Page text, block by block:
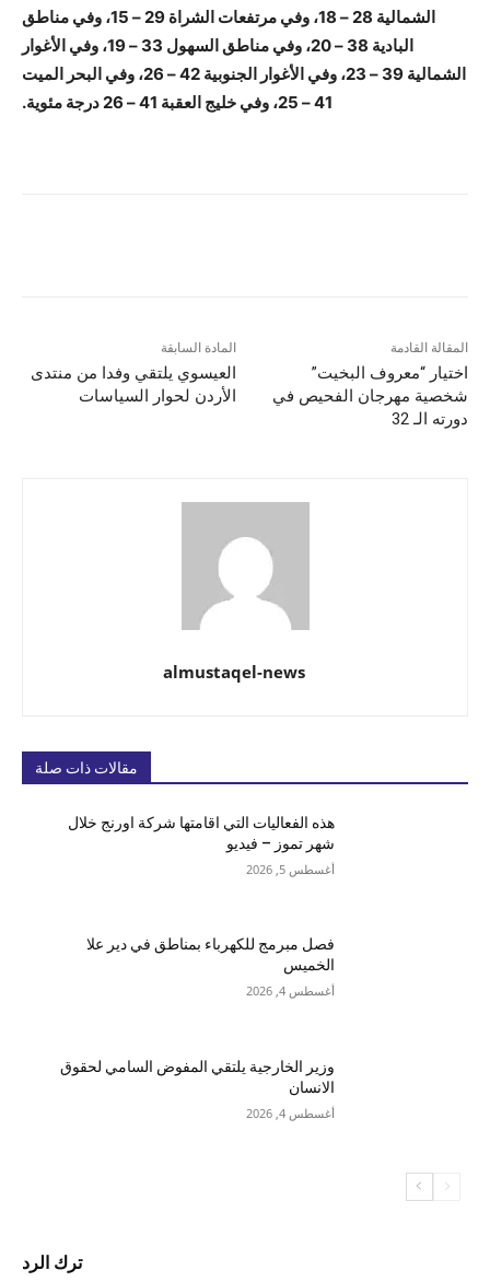
الشمالية 28 – 18، وفي مرتفعات الشراة 29 – 15، وفي مناطق
البادية 38 – 20، وفي مناطق السهول 33 – 19، وفي الأغوار
الشمالية 39 – 23، وفي الأغوار الجنوبية 42 – 26، وفي البحر الميت
41 – 25، وفي خليج العقبة 41 – 26 درجة مئوية.
المادة السابقة
العيسوي يلتقي وفدا من منتدى
الأردن لحوار السياسات
المقالة القادمة
اختيار “معروف البخيت”
شخصية مهرجان الفحيص في
دورته الـ 32
almustaqel-news
مقالات ذات صلة
هذه الفعاليات التي اقامتها شركة اورنج خلال
شهر تموز – فيديو
أغسطس 5, 2026
فصل مبرمج للكهرباء بمناطق في دير علا
الخميس
أغسطس 4, 2026
وزير الخارجية يلتقي المفوض السامي لحقوق
الانسان
أغسطس 4, 2026
ترك الرد